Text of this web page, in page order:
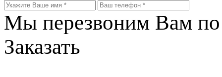
Мы перезвоним Вам по
Заказать